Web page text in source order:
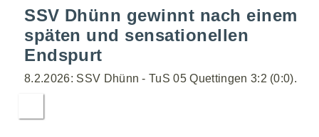
SSV Dhünn gewinnt nach einem
späten und sensationellen
Endspurt
8.2.2026: SSV Dhünn - TuS 05 Quettingen 3:2 (0:0).